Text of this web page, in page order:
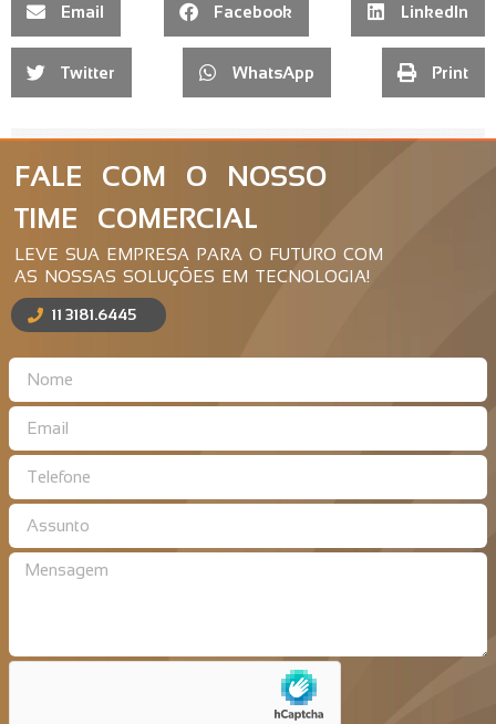
Email Facebook LinkedIn
Twitter WhatsApp Print
FALE COM O NOSSO
TIME COMERCIAL
LEVE SUA EMPRESA PARA O FUTURO COM
AS NOSSAS SOLUÇÕES EM TECNOLOGIA!
11 3181.6445